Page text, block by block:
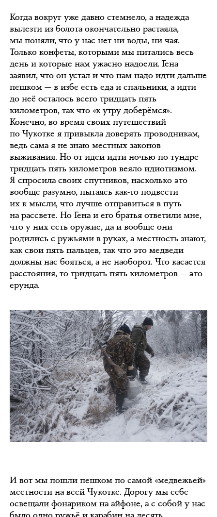
Когда вокруг уже давно стемнело, а надежда
вылезти из болота окончательно растаяла,
мы поняли, что у нас нет ни воды, ни чая.
Только конфеты, которыми мы питались весь
день и которые нам ужасно надоели. Гена
заявил, что он устал и что нам надо идти дальше
пешком — в избе есть еда и спальники, а идти
до неё осталось всего тридцать пять
километров, так что «к утру доберёмся».
Конечно, во время своих путешествий
по Чукотке я привыкла доверять проводникам,
ведь сама я не знаю местных законов
выживания. Но от идеи идти ночью по тундре
тридцать пять километров веяло идиотизмом.
Я спросила своих спутников, насколько это
вообще разумно, пытаясь как-то подвести
их к мысли, что лучше отправиться в путь
на рассвете. Но Гена и его братья ответили мне,
что у них есть оружие, да и вообще они
родились с ружьями в руках, а местность знают,
как свои пять пальцев, так что это медведи
должны нас бояться, а не наоборот. Что касается
расстояния, то тридцать пять километров — это
ерунда.
И вот мы пошли пешком по самой «медвежьей»
местности на всей Чукотке. Дорогу мы себе
освещали фонариком на айфоне, а с собой у нас